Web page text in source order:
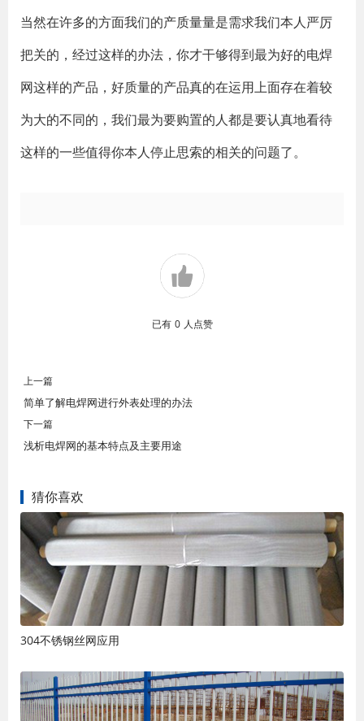
当然在许多的方面我们的产质量量是需求我们本人严厉
把关的，经过这样的办法，你才干够得到最为好的电焊
网这样的产品，好质量的产品真的在运用上面存在着较
为大的不同的，我们最为要购置的人都是要认真地看待
这样的一些值得你本人停止思索的相关的问题了。
已有 0 人点赞
上一篇
简单了解电焊网进行外表处理的办法
下一篇
浅析电焊网的基本特点及主要用途
猜你喜欢
304不锈钢丝网应用